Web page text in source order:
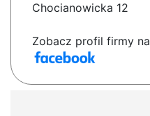
Chocianowicka 12
Zobacz profil firmy na